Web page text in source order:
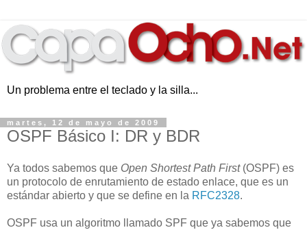
Un problema entre el teclado y la silla...
martes, 12 de mayo de 2009
OSPF Básico I: DR y BDR
Ya todos sabemos que Open Shortest Path First(OSPF) es
un protocolo de enrutamiento de estado enlace, que es un
estándar abierto y que se define en la RFC2328.
OSPF usa un algoritmo llamado SPF que ya sabemos que